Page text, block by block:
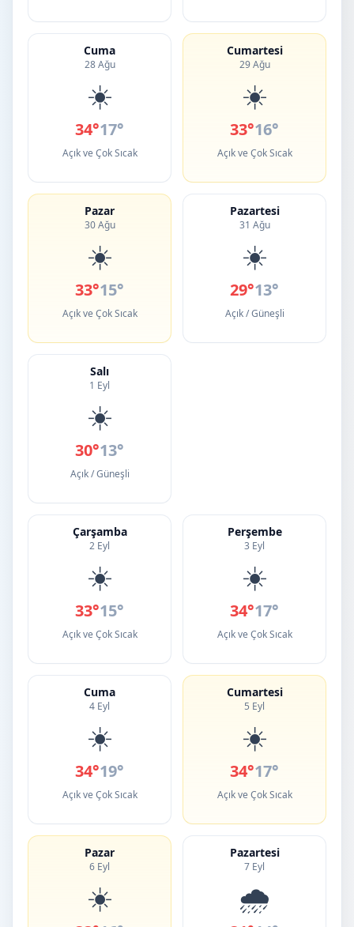
Cuma
28 Ağu
☀️
34°17°
Açık ve Çok Sıcak
Cumartesi
29 Ağu
☀️
33°16°
Açık ve Çok Sıcak
Pazar
30 Ağu
☀️
33°15°
Açık ve Çok Sıcak
Pazartesi
31 Ağu
☀️
29°13°
Açık / Güneşli
Salı
1 Eyl
☀️
30°13°
Açık / Güneşli
Çarşamba
2 Eyl
☀️
33°15°
Açık ve Çok Sıcak
Perşembe
3 Eyl
☀️
34°17°
Açık ve Çok Sıcak
Cuma
4 Eyl
☀️
34°19°
Açık ve Çok Sıcak
Cumartesi
5 Eyl
☀️
34°17°
Açık ve Çok Sıcak
Pazar
6 Eyl
☀️
Pazartesi
7 Eyl
🌧️